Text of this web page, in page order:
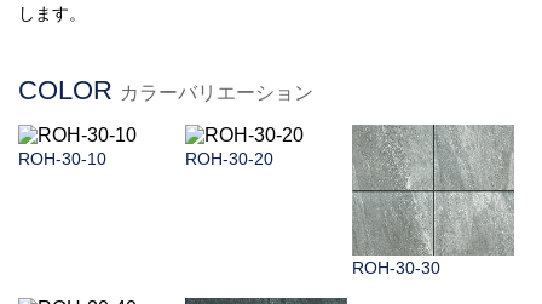
します。
COLOR カラーバリエーション
ROH-30-10 ROH-30-20
ROH-30-30